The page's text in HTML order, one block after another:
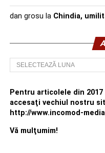
dan grosu la Chindia,
Arhivă
Pentru articolele din 2017
accesaţi vechiul nostru
http://www.incomod-
Vă mulţumim!